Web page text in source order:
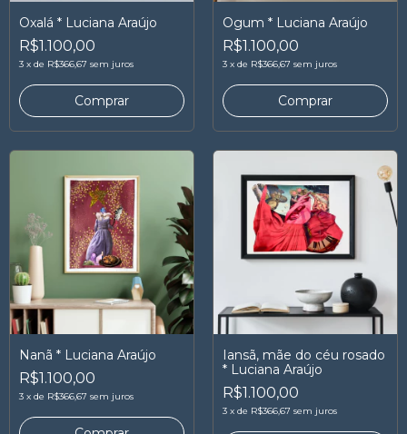
Oxalá * Luciana Araújo
R$1.100,00
3 x de R$366,67 sem juros
Ogum * Luciana Araújo
R$1.100,00
3 x de R$366,67 sem juros
Nanã * Luciana Araújo
R$1.100,00
3 x de R$366,67 sem juros
Iansã, mãe do céu rosado
* Luciana Araújo
R$1.100,00
3 x de R$366,67 sem juros